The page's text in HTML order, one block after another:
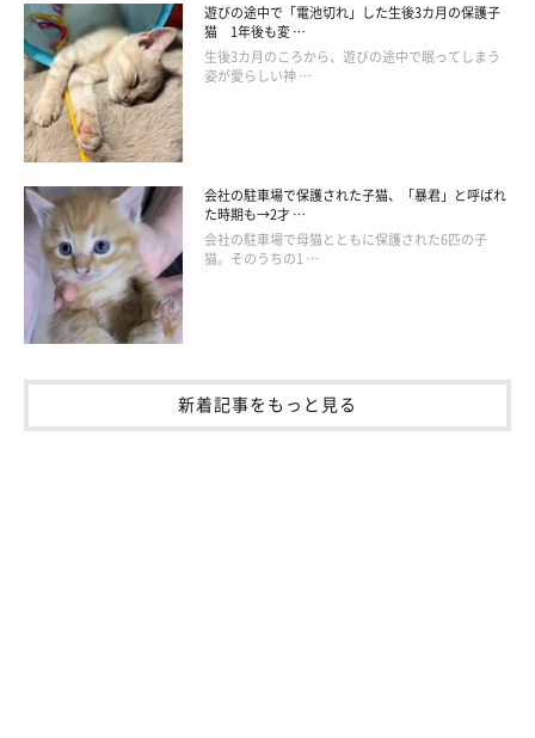
遊びの途中で「電池切れ」した生後3カ月の保護子
猫 1年後も変 …
生後3カ月のころから、遊びの途中で眠ってしまう
姿が愛らしい神 …
会社の駐車場で保護された子猫、「暴君」と呼ばれ
た時期も→2才 …
会社の駐車場で母猫とともに保護された6匹の子
猫。そのうちの1 …
新着記事をもっと見る